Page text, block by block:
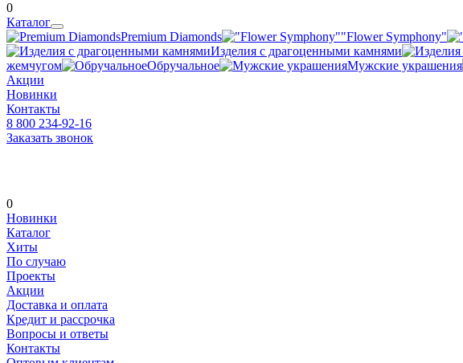
0
Каталог
Premium Diamonds
"Flower Symphony"
Изделия с драгоценными камнями
жемчугом
Обручальное Мужские украшения
Акции
Новинки
Контакты
8 800 234-92-16
Заказать звонок
0
Новинки
Каталог
Хиты
По случаю
Проекты
Акции
Доставка и оплата
Кредит и рассрочка
Вопросы и ответы
Контакты